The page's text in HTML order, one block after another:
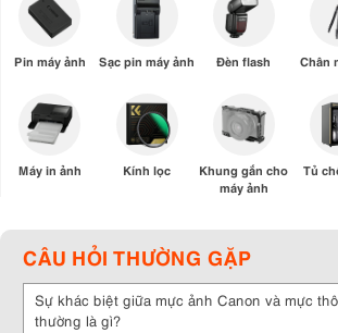
Chất lượng in ấn
: Giấy in ảnh Canon thường
để cung cấp chất lượng in ấn tốt nhất. Hình
độ tương phản cao, giúp bắt lấy mọi chi tiết
Màu sắc tươi sáng: Giấy in ảnh Canon được
tốt với mực in, giúp màu sắc trông rực rỡ và
ra sẽ có sự pha trộn màu sắc hoàn hảo.
Khả năng kháng nước
: Một số loại giấy in
nước. Điều này làm cho bức tranh có thể duy trì
Khả năng kháng phai màu: Giấy in ảnh Canon
chống phai màu tốt, đảm bảo rằng hình ảnh của
sáng và sống động qua thời gian.
Pin máy ảnh Sạc pin máy ảnh Đèn flash Chân
Máy in ảnh Kính lọc
Khung gắn cho
máy ảnh
Tủ
CÂU HỎI THƯỜNG GẶP
Sự khác biệt giữa mực ảnh Canon và mực
thường là gì?